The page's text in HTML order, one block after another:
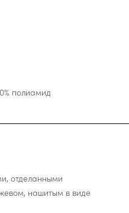
полиамид
отделанными
нашитым в виде